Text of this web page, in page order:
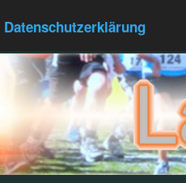
Datenschutzerklärung